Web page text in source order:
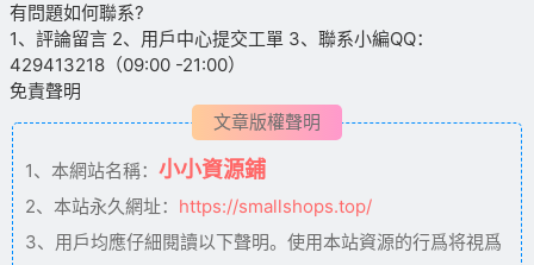
有問題如何聯系?
1、評論留言 2、用戶中心提交工單 3、聯系小編QQ：
429413218（09:00 -21:00）
免責聲明
文章版權聲明
1、本網站名稱： 小小資源鋪
2、本站永久網址： https://smallshops.top/
3、用戶均應仔細閱讀以下聲明。使用本站資源的行爲将視爲